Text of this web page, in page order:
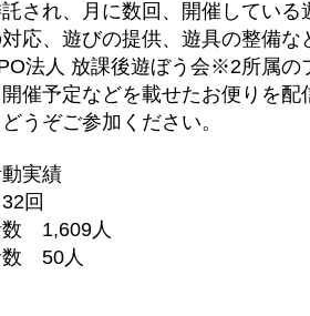
され、月に数回、開催している
応、遊びの提供、遊具の整備
法人 放課後遊ぼう会※2所属の
催予定などを載せたお便りを
うぞご参加ください。
実績
回
数 1,609人
数 50人